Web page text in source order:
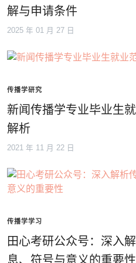
解与申请条件
2025 年 01 月 27 日
传播学研究
新闻传播学专业毕业生
解析
2021 年 11 月 22 日
传播学学习
田心考研公众号：深入
息、符号与意义的重要性